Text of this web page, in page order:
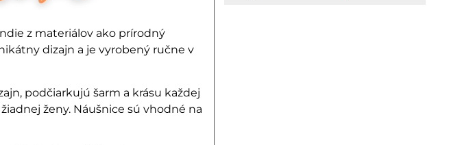
z materiálov ako prírodný
dizajn a je vyrobený ručne v
podčiarkujú šarm a krásu každej
ženy. Náušnice sú vhodné na